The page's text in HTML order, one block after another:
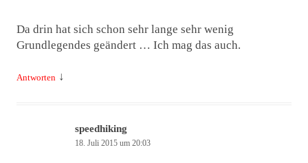
Da drin hat sich schon sehr lange sehr wenig
Grundlegendes geändert … Ich mag das auch.
Antworten ↓
speedhiking
18. Juli 2015 um 20:03